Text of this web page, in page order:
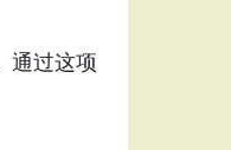
通过这项